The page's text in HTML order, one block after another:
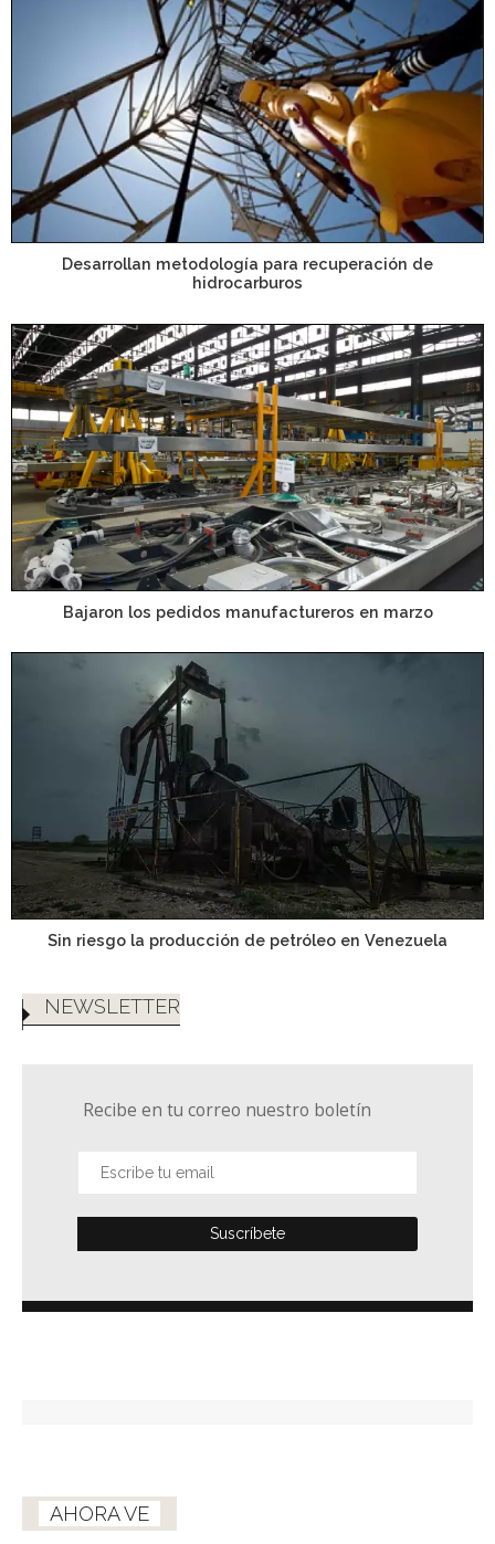
Desarrollan metodología para recuperación de
hidrocarburos
Bajaron los pedidos manufactureros en marzo
Sin riesgo la producción de petróleo en Venezuela
NEWSLETTER
Recibe en tu correo nuestro boletín
AHORA VE